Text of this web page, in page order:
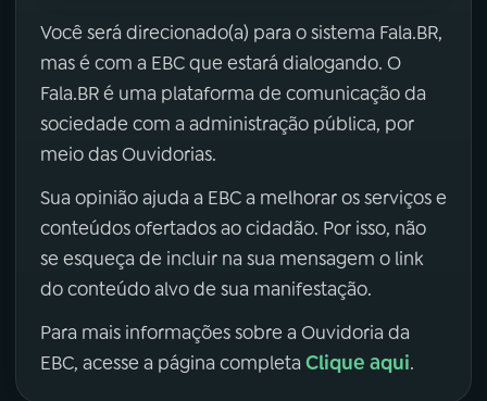
Você será direcionado(a) para o sistema Fala.BR,
mas é com a EBC que estará dialogando. O
Fala.BR é uma plataforma de comunicação da
sociedade com a administração pública, por
meio das Ouvidorias.
Sua opinião ajuda a EBC a melhorar os serviços e
conteúdos ofertados ao cidadão. Por isso, não
se esqueça de incluir na sua mensagem o link
do conteúdo alvo de sua manifestação.
Para mais informações sobre a Ouvidoria da
EBC, acesse a página completa Clique aqui.